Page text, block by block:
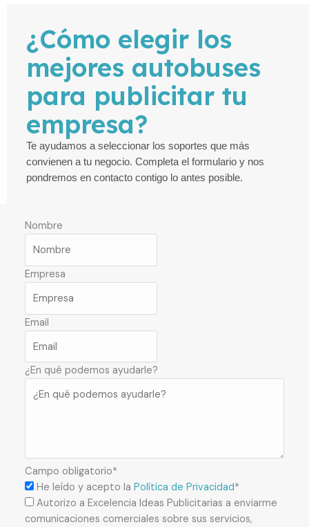
¿Cómo elegir los
mejores autobuses
para publicitar tu
empresa?
Te ayudamos a seleccionar los soportes que más
convienen a tu negocio. Completa el formulario y nos
pondremos en contacto contigo lo antes posible.
Nombre
Empresa
Email
¿En qué podemos ayudarle?
Campo obligatorio*
He leído y acepto la Política de Privacidad*
Autorizo a Excelencia Ideas Publicitarias a enviarme
comunicaciones comerciales sobre sus servicios,